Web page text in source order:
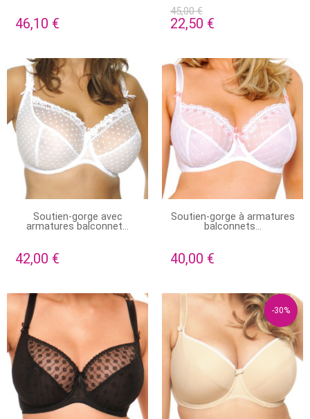
46,10 €
45,00 €
22,50 €
EN STOCK
Soutien-gorge avec
armatures balconnet...
42,00 €
PRODUIT DISPONIBLE AVEC
D'AUTRES OPTIONS
Soutien-gorge à armatures
balconnets...
40,00 €
-30%